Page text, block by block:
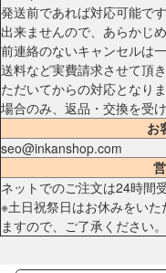
発送前であれば対応可能で
出来ませんので、あらかじ
前連絡のないキャンセルは
送料など実費請求させて頂
ただいてからの対応となり
場合のみ、返品・交換を受
お
seo@inkanshop.com
ネットでのご注文は24時間
※土日祝祭日はお休みをい
ますので、ご了承ください。